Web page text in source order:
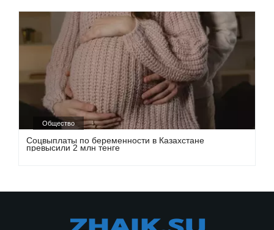
Общество
Соцвыплаты по беременности в Казахстане
превысили 2 млн тенге